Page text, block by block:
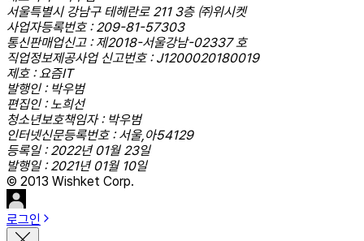
서울특별시 강남구 테헤란로 211 3층 ㈜위시켓
사업자등록번호 : 209-81-57303
통신판매업신고 : 제2018-서울강남-02337 호
직업정보제공사업 신고번호 : J1200020180019
제호 : 요즘IT
발행인 : 박우범
편집인 : 노희선
청소년보호책임자 : 박우범
인터넷신문등록번호 : 서울,아54129
등록일 : 2022년 01월 23일
발행일 : 2021년 01월 10일
© 2013 Wishket Corp.
로그인